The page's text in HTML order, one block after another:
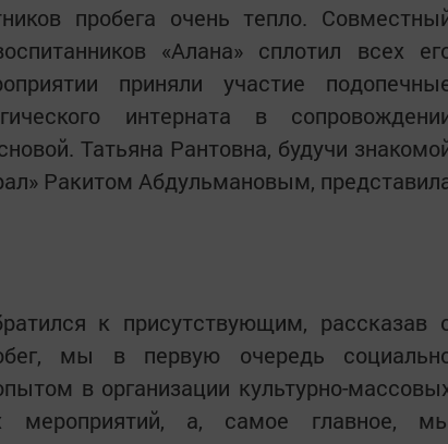
пробега очень тепло.
«Алана» сплотил всех
приняли участие
интерната в
Татьяна Рантовна, будучи
Ракитом Абдульмановым,
к присутствующим, рассказав
мы в первую очередь
в организации культурно-
мероприятий, а, самое главное,